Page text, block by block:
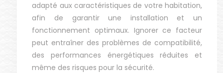
adapté aux caractéristiques de votre habitation,
afin de garantir une installation et un
fonctionnement optimaux. Ignorer ce facteur
peut entraîner des problèmes de compatibilité,
des performances énergétiques réduites et
même des risques pour la sécurité.